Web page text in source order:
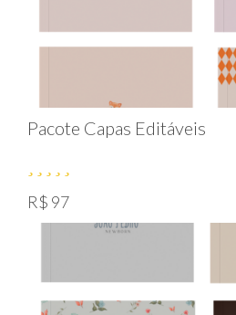
Pacote Capas Editáveis
R$ 97